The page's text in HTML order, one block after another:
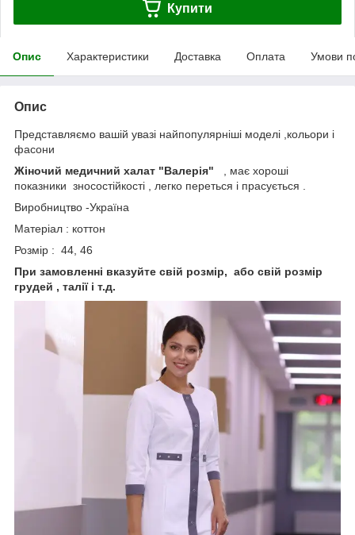
Купити
Опис Характеристики Доставка Оплата Умови
Опис
Представляємо вашій увазі найпопулярніші моделі ,кольори і
фасони
Жіночий медичний халат "Валерія"
, має хороші
показники зносостійкості , легко переться і прасується .
Виробництво -Україна
Матеріал : коттон
Розмір : 44, 46
При замовленні вказуйте свій розмір, або свій розмір
грудей , талії і т.д.